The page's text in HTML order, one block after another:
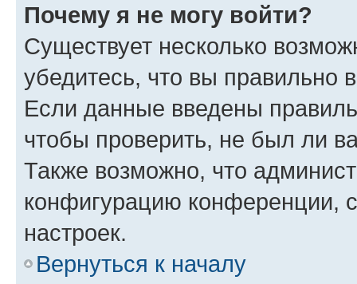
Почему я не могу войти?
Существует несколько
убедитесь, что вы правильно
Если данные введены
чтобы проверить, не был ли
Также возможно, что
конфигурацию конференции,
настроек.
Вернуться к началу